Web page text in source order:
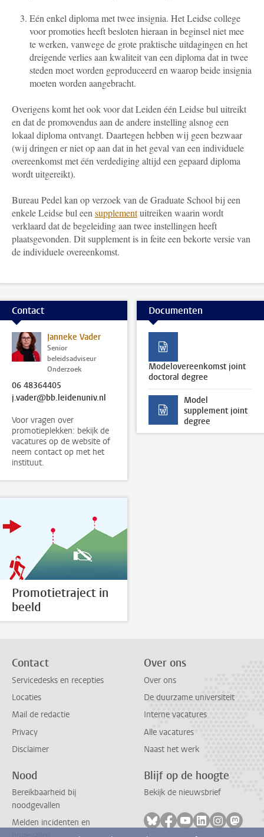
Eén enkel diploma met twee insignia. Het Leidse college
voor promoties heeft besloten hieraan in beginsel niet mee
te werken, vanwege de grote praktische uitdagingen en het
dreigende verlies aan kwaliteit van een diploma dat in twee
steden moet worden geproduceerd en waarop beide insignia
moeten worden aangebracht.
Overigens komt het ook voor dat Leiden één Leidse bul uitreikt
en dat de promovendus aan de andere instelling alsnog een
lokaal diploma ontvangt. Daartegen hebben wij geen bezwaar
(wij dringen er niet op aan dat in het geval van een individuele
overeenkomst met één verdediging altijd een gepaard diploma
wordt uitgereikt).
Bureau Pedel kan op verzoek van de Graduate School bij een
enkele Leidse bul een supplementuitreiken waarin wordt
verklaard dat de begeleiding aan twee instellingen heeft
plaatsgevonden. Dit supplement is in feite een bekorte versie van
de individuele overeenkomst.
Contact
Janneke Vader
Senior
beleidsadviseur
Onderzoek
06 48364405
j.vader@bb.leidenuniv.nl
Voor vragen over
promotieplekken: bekijk de
vacatures op de website of
neem contact op met het
instituut.
Documenten
Modelovereenkomst joint
doctoral degree
Model
supplement joint
degree
Promotietraject in
beeld
Contact
Servicedesks en recepties
Locaties
Mail de redactie
Privacy
Disclaimer
Over ons
Over ons
De duurzame universiteit
Interne vacatures
Alle vacatures
Naast het werk
Nood
Bereikbaarheid bij
noodgevallen
Melden incidenten en
Blijf op de hoogte
Bekijk de nieuwsbrief
Volg ons op bluesky
Volg ons op facebook
Volg ons op
Volg ons op
Volg ons
Volg